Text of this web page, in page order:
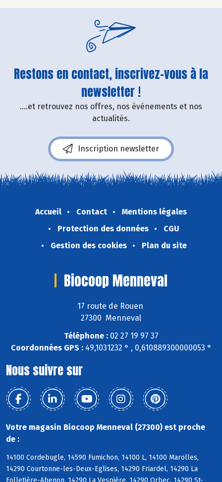
Restons en contact, inscrivez-vous à la
newsletter !
....et retrouvez nos offres, nos événements et nos
actualités.
Inscription newsletter
Accueil Contact
Mentions légales
Protection des données
CGU
Gestion des cookies
Plan du site
Biocoop Menneval
17 route de Rouen
27300 Menneval
Téléphone :02 27 19 97 37
Coordonnées GPS :49,1031232 ° , 0,610889300000053 °
Nous suivre sur
Votre magasin Biocoop Menneval (27300) est proche
de :
14100 Cordebugle, 14590 Fumichon, 14100 L, 14100 Marolles,
14290 Courtonne-les-Deux-Eglises, 14290 Friardel, 14290 La